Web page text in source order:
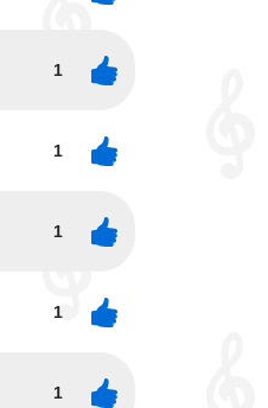
1
1
1
1
1